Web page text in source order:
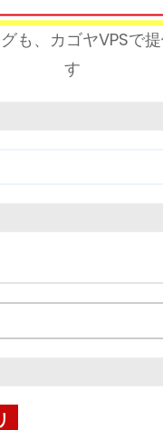
も、カゴヤVPSで
す